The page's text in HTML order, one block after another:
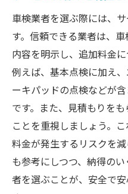
実績と顧客満足
車検業者を選ぶ際には、
す。信頼できる業者は、
内容を明示し、追加料金に
例えば、基本点検に加え
ーキパッドの点検などが
です。また、見積もりを
ことを重視しましょう。
料金が発生するリスクを
も参考にしつつ、納得の
者を選ぶことが、安全で